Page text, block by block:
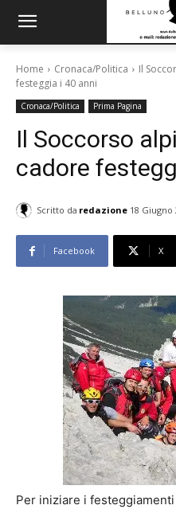
Home Cronaca/Politica
Il
festeggia i 40 anni
Cronaca/Politica Prima Pagina
Il Soccorso
cadore
Scritto da redazione 18 Giugno
Facebook X
Per iniziare i